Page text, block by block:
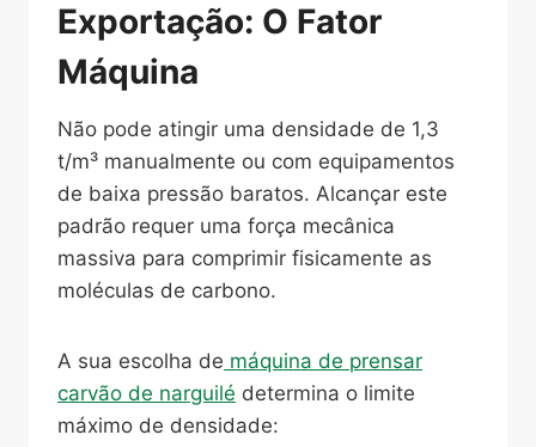
Exportação: O Fator
Máquina
Não pode atingir uma densidade de 1,3
t/m³ manualmente ou com equipamentos
de baixa pressão baratos. Alcançar este
padrão requer uma força mecânica
massiva para comprimir fisicamente as
moléculas de carbono.
A sua escolha de máquina de prensar
carvão de narguilé determina o limite
máximo de densidade: